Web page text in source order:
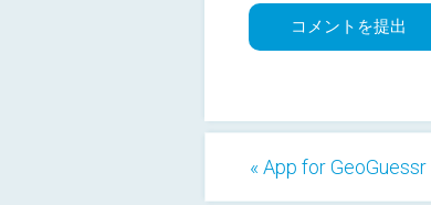
« App for GeoGuessr